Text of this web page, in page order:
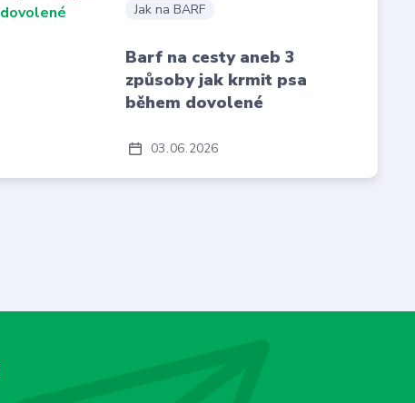
03 06 2026
Jak na BARF
Barf na cesty aneb 3
způsoby jak krmit psa
během dovolené